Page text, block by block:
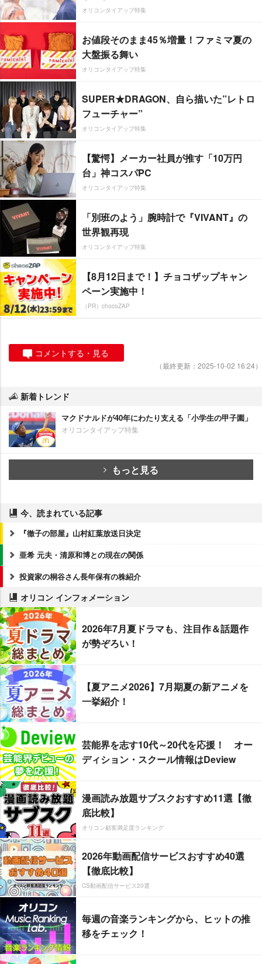
オリコンタイアップ特集
お値段そのまま45％増量！ファミマ夏の
大盤振る舞い
オリコンタイアップ特集
SUPER★DRAGON、自ら描いた”レトロ
フューチャー”
オリコンタイアップ特集
【驚愕】メーカー社員が推す「10万円
台」神コスパPC
オリコンタイアップ特集
「別班のよう」腕時計で『VIVANT』の
世界観再現
オリコンタイアップ特集
【8月12日まで！】チョコザップキャン
ペーン実施中！
（PR）chocoZAP
コメントする・見る
（最終更新：2025-10-02 16:24）
新着トレンド
マクドナルドが40年にわたり支える「小学生の甲子園」
オリコンタイアップ特集
もっと見る
今、読まれている記事
『徹子の部屋』山村紅葉放送日決定
亜希 元夫・清原和博との現在の関係
投資家の桐谷さん長年保有の株紹介
オリコン インフォメーション
2026年7月夏ドラマも、注目作＆話題作
が勢ぞろい！
【夏アニメ2026】7月期夏の新アニメを
一挙紹介！
芸能界を志す10代～20代を応援！ オー
ディション・スクール情報はDeview
漫画読み放題サブスクおすすめ11選【徹
底比較】
オリコン顧客満足度ランキング
2026年動画配信サービスおすすめ40選
【徹底比較】
CS動画配信サービス20選
毎週の音楽ランキングから、ヒットの推
移をチェック！